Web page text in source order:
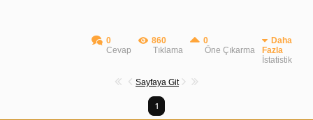
0
Cevap
860
Tıklama
0
Öne Çıkarma
Daha
Fazla
İstatistik
Sayfaya Git
1